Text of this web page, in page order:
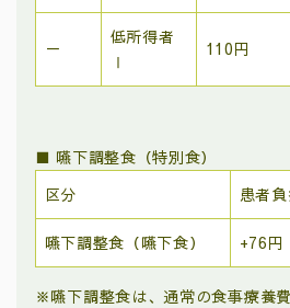
－
低所得者
Ⅰ
110円
■ 嚥下調整食（特別食）
区分
患者
嚥下調整食（嚥下食） +76円
※嚥下調整食は、通常の食事療養